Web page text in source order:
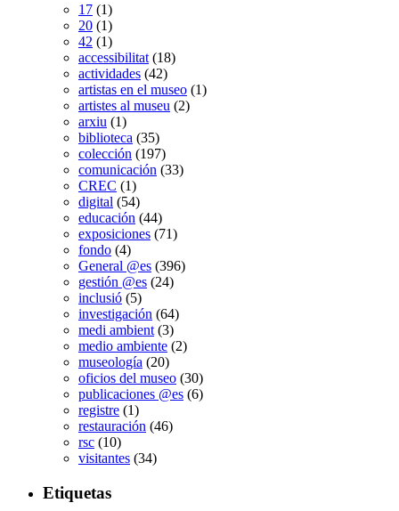
17 (1)
20 (1)
42 (1)
accessibilitat (18)
actividades (42)
artistas en el museo (1)
artistes al museu (2)
arxiu (1)
biblioteca (35)
colección (197)
comunicación (33)
CREC (1)
digital (54)
educación (44)
exposiciones (71)
fondo (4)
General @es (396)
gestión @es (24)
inclusió (5)
investigación (64)
medi ambient (3)
medio ambiente (2)
museología (20)
oficios del museo (30)
publicaciones @es (6)
registre (1)
restauración (46)
rsc (10)
visitantes (34)
Etiquetas